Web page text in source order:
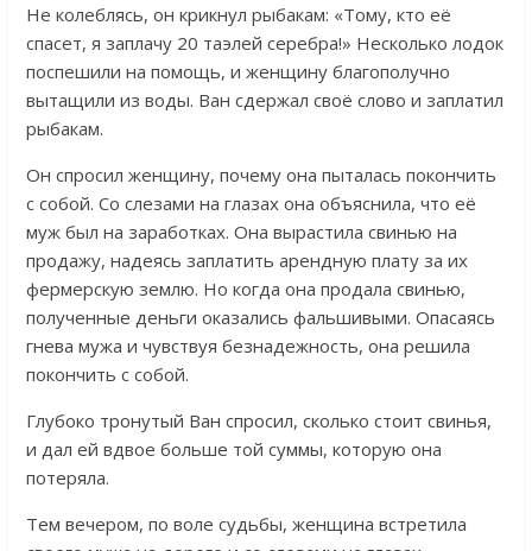
Не колеблясь, он крикнул рыбакам: «Тому, кто её
спасет, я заплачу 20 таэлей серебра!» Несколько лодок
поспешили на помощь, и женщину благополучно
вытащили из воды. Ван сдержал своё слово и заплатил
рыбакам.
Он спросил женщину, почему она пыталась покончить
с собой. Со слезами на глазах она объяснила, что её
муж был на заработках. Она вырастила свинью на
продажу, надеясь заплатить арендную плату за их
фермерскую землю. Но когда она продала свинью,
полученные деньги оказались фальшивыми. Опасаясь
гнева мужа и чувствуя безнадежность, она решила
покончить с собой.
Глубоко тронутый Ван спросил, сколько стоит свинья,
и дал ей вдвое больше той суммы, которую она
потеряла.
Тем вечером, по воле судьбы, женщина встретила